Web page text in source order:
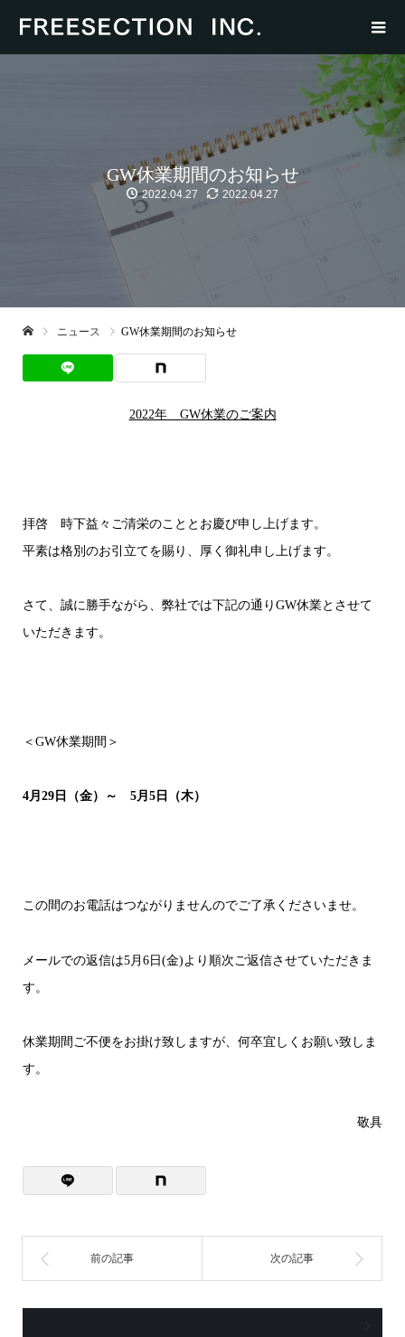
GW休業期間のお知らせ
2022.04.27 2022.04.27
ニュース GW休業期間のお知らせ
2022年 GW休業のご案内
拝啓 時下益々ご清栄のこととお慶び申し上げます。
平素は格別のお引立てを賜り、厚く御礼申し上げます。
さて、誠に勝手ながら、弊社では下記の通りGW休業とさせて
いただきます。
＜GW休業期間＞
4月29日（金）～ 5月5日（木）
この間のお電話はつながりませんのでご了承くださいませ。
メールでの返信は5月6日(金)より順次ご返信させていただきま
す。
休業期間ご不便をお掛け致しますが、何卒宜しくお願い致しま
す。
敬具